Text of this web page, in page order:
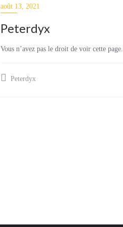
août 13, 2021
Peterdyx
Vous n’avez pas le droit de voir cette page.
Peterdyx